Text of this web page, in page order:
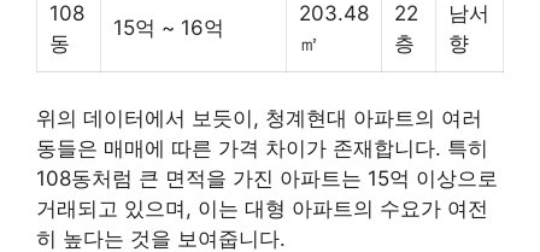
108
동
15억 ~ 16억
203.48
㎡
22
층
남서
향
위의 데이터에서 보듯이, 청계현대 아파트의 여러
동들은 매매에 따른 가격 차이가 존재합니다. 특히
108동처럼 큰 면적을 가진 아파트는 15억 이상으로
거래되고 있으며, 이는 대형 아파트의 수요가 여전
히 높다는 것을 보여줍니다.